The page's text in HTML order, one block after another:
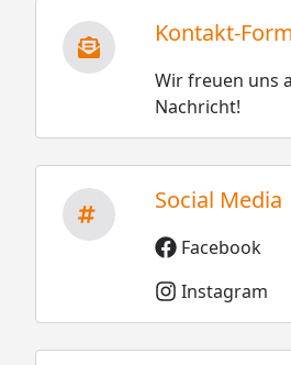
Kontakt-
Wir freuen uns
Nachricht!
Social Media
Facebook
Instagram